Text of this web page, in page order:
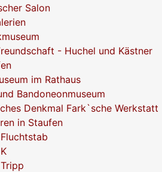
Salon
- Huchel und Kästner
im Rathaus
Bandoneonmuseum
Denkmal Fark`sche Werkstatt
in Staufen